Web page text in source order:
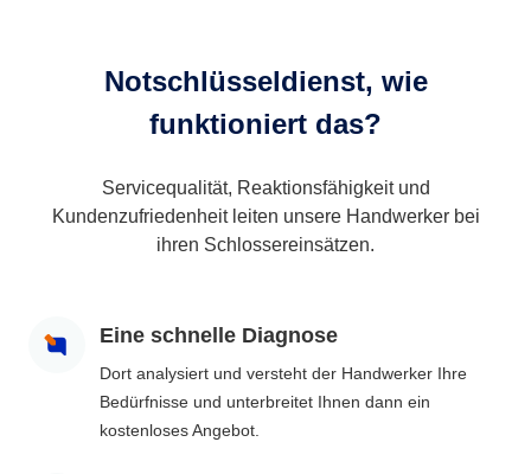
Notschlüsseldienst, wie
funktioniert das?
Servicequalität, Reaktionsfähigkeit und
Kundenzufriedenheit leiten unsere Handwerker bei
ihren Schlossereinsätzen.
Eine schnelle Diagnose
Dort analysiert und versteht der Handwerker Ihre
Bedürfnisse und unterbreitet Ihnen dann ein
kostenloses Angebot.